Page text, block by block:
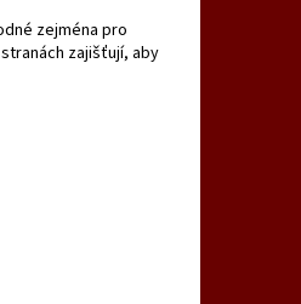
zejména pro
zajišťují, aby